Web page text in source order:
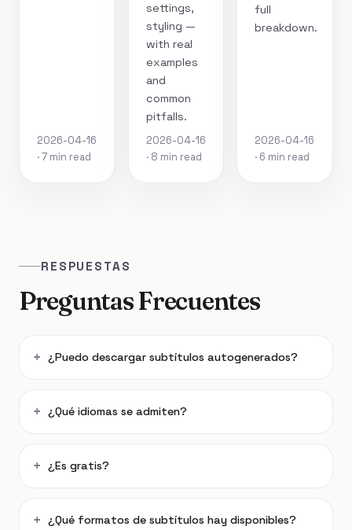
2026-04-16
· 7 min read
settings,
styling —
with real
examples
and
common
pitfalls.
2026-04-16
· 8 min read
full
breakdown.
2026-04-16
· 6 min read
RESPUESTAS
Preguntas Frecuentes
¿Puedo descargar subtítulos autogenerados?
¿Qué idiomas se admiten?
¿Es gratis?
¿Qué formatos de subtítulos hay disponibles?